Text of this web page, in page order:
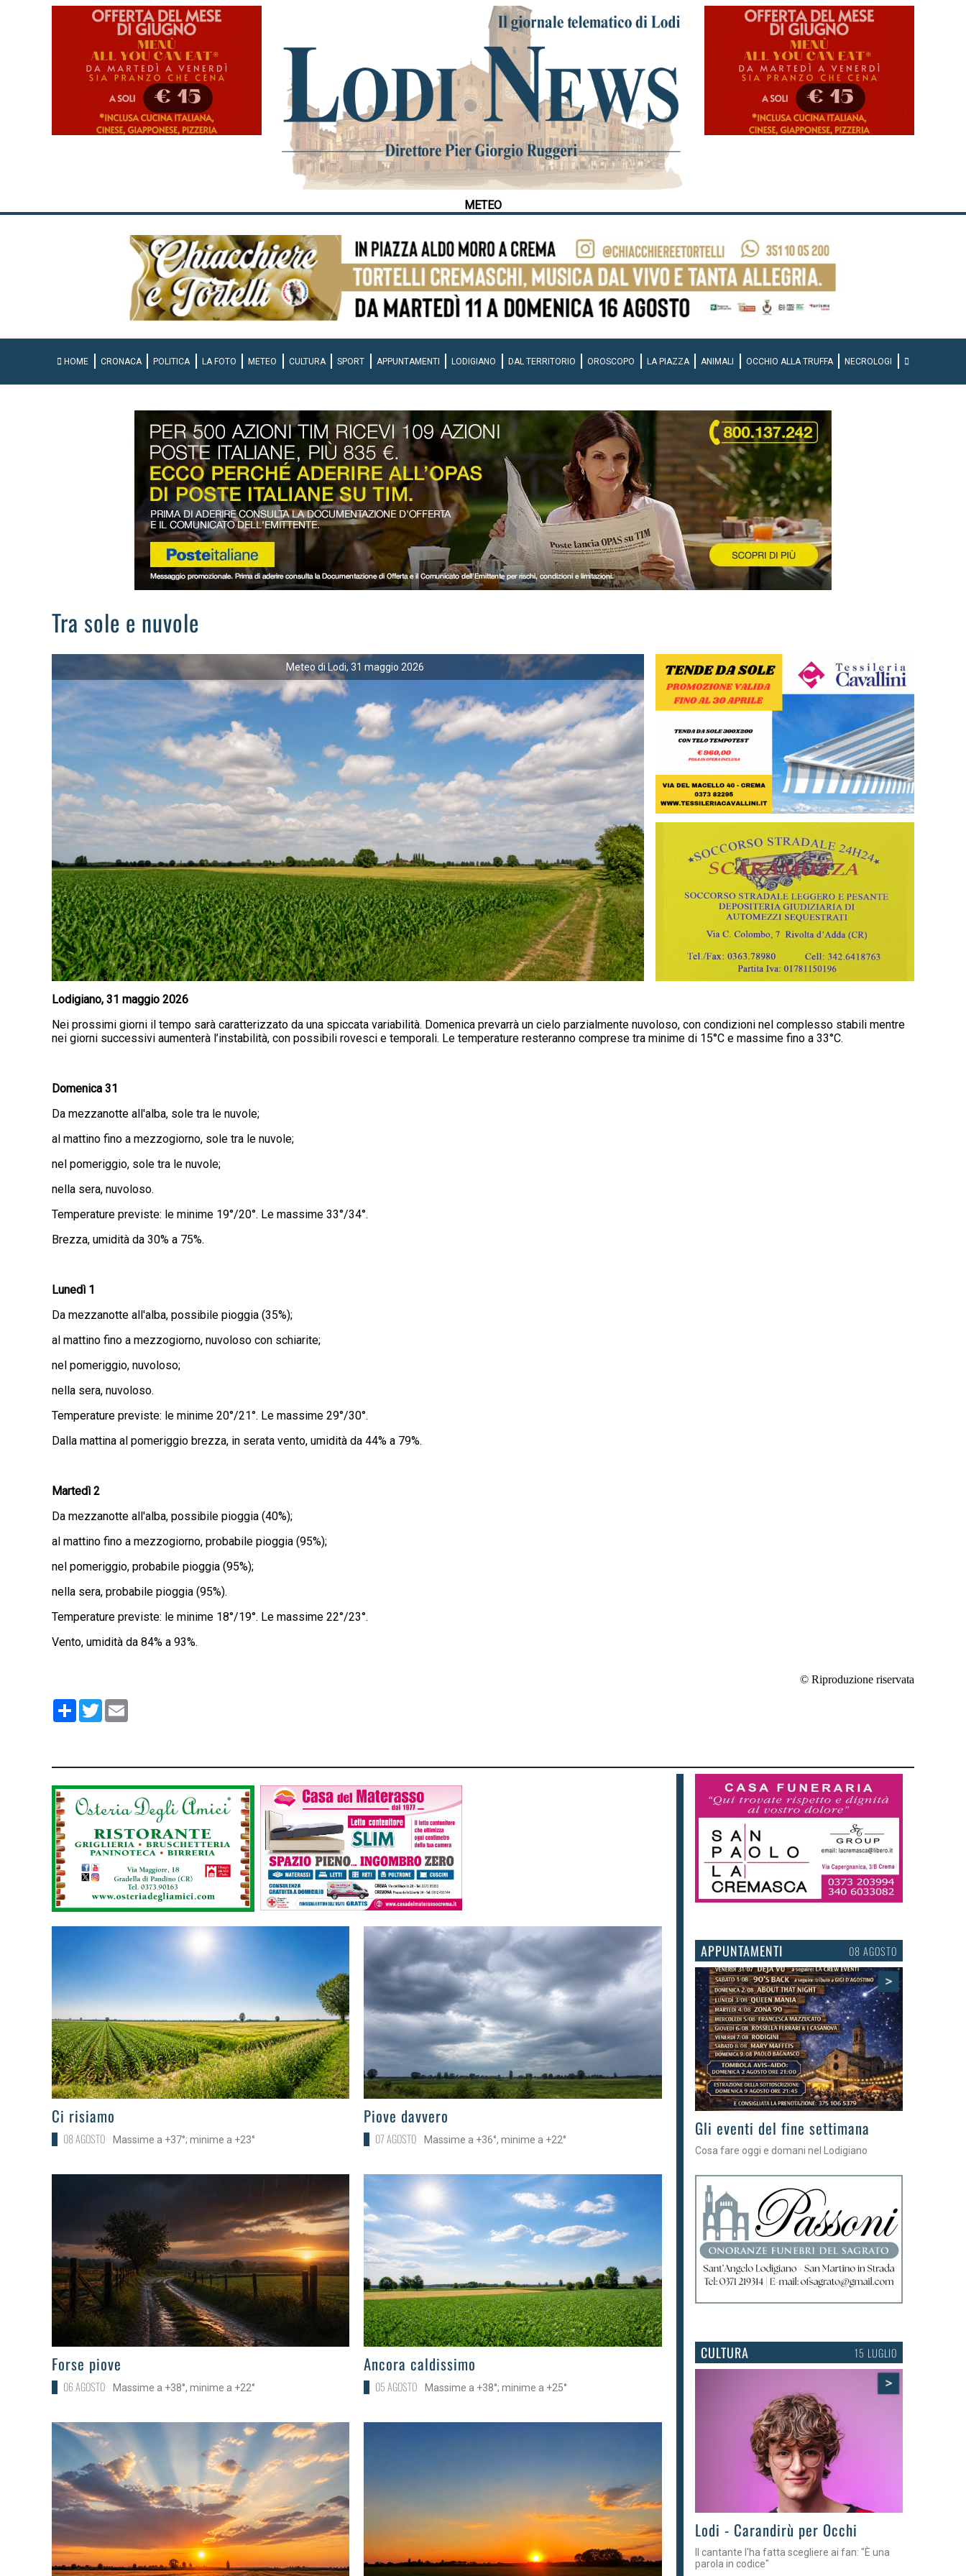
METEO
HOME CRONACA POLITICA LA FOTO METEO CULTURA SPORT APPUNTAMENTI LODIGIANO DAL TERRITORIO OROSCOPO LA PIAZZA ANIMALI OCCHIO ALLA TRUFFA NECROLOGI
Tra sole e nuvole
Meteo di Lodi, 31 maggio 2026
Lodigiano, 31 maggio 2026
Nei prossimi giorni il tempo sarà caratterizzato da una spiccata variabilità. Domenica prevarrà un cielo parzialmente nuvoloso, con condizioni nel complesso stabili mentre
nei giorni successivi aumenterà l’instabilità, con possibili rovesci e temporali. Le temperature resteranno comprese tra minime di 15°C e massime fino a 33°C.
Domenica 31
Da mezzanotte all'alba, sole tra le nuvole;
al mattino fino a mezzogiorno, sole tra le nuvole;
nel pomeriggio, sole tra le nuvole;
nella sera, nuvoloso.
Temperature previste: le minime 19°/20°. Le massime 33°/34°.
Brezza, umidità da 30% a 75%.
Lunedì 1
Da mezzanotte all'alba, possibile pioggia (35%);
al mattino fino a mezzogiorno, nuvoloso con schiarite;
nel pomeriggio, nuvoloso;
nella sera, nuvoloso.
Temperature previste: le minime 20°/21°. Le massime 29°/30°.
Dalla mattina al pomeriggio brezza, in serata vento, umidità da 44% a 79%.
Martedì 2
Da mezzanotte all'alba, possibile pioggia (40%);
al mattino fino a mezzogiorno, probabile pioggia (95%);
nel pomeriggio, probabile pioggia (95%);
nella sera, probabile pioggia (95%).
Temperature previste: le minime 18°/19°. Le massime 22°/23°.
Vento, umidità da 84% a 93%.
© Riproduzione riservata
Condividi
Twitter
>
Ci risiamo
08 AGOSTO Massime a +37°; minime a +23°
>
Piove davvero
07 AGOSTO Massime a +36°, minime a +22°
>
Forse piove
06 AGOSTO Massime a +38°, minime a +22°
>
Ancora caldissimo
05 AGOSTO Massime a +38°; minime a +25°
APPUNTAMENTI 06 AGOSTO
>
Gli appuntamenti fino a sabato
Cosa fare nel Lodigiano
CULTURA 15 LUGLIO
>
Lodi - Carandirù per Occhi
Il cantante l'ha fatta scegliere ai fan: "È una
parola in codice"